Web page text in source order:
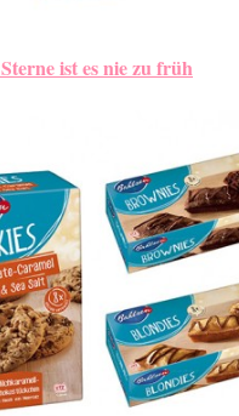
ist es nie zu früh